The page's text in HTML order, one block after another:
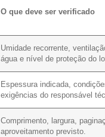
O que deve ser verificado
Umidade recorrente,
água e nível de proteção do
Espessura indicada,
exigências do responsável
Comprimento, largura,
aproveitamento previsto.